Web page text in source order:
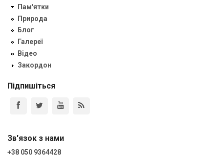
Пам'ятки
Природа
Блог
Галереї
Відео
Закордон
Підпишіться
Зв'язок з нами
+38 050 9364428